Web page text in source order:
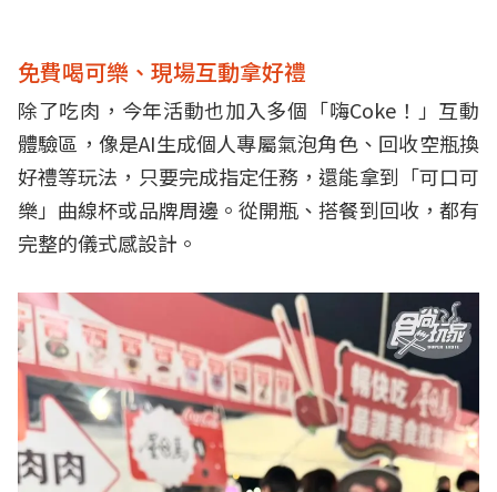
免費喝可樂、現場互動拿好禮
除了吃肉，今年活動也加入多個「嗨Coke！」互動
體驗區，像是AI生成個人專屬氣泡角色、回收空瓶換
好禮等玩法，只要完成指定任務，還能拿到「可口可
樂」曲線杯或品牌周邊。從開瓶、搭餐到回收，都有
完整的儀式感設計。